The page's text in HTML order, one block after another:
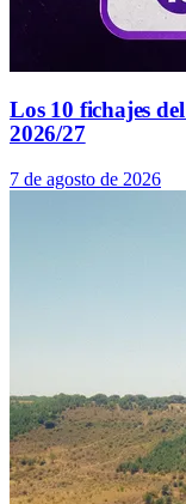
Los 10 fichajes
2026/27
7 de agosto de 2026